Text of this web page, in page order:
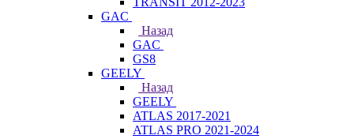
GAC
Назад
GAC
GS8
GEELY
Назад
GEELY
ATLAS 2017-2021
ATLAS PRO 2021-2024